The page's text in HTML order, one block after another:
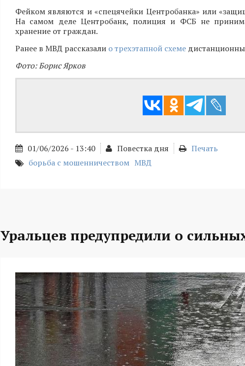
Фейком являются и «спецячейки Центробанка» или
На самом деле Центробанк, полиция и ФСБ не
хранение от граждан.
Ранее в МВД рассказали о трехэтапной схеме
Фото: Борис Ярков
01/06/2026 - 13:40 Повестка дня
Печать
борьба с мошенничеством МВД
Уральцев предупредили о